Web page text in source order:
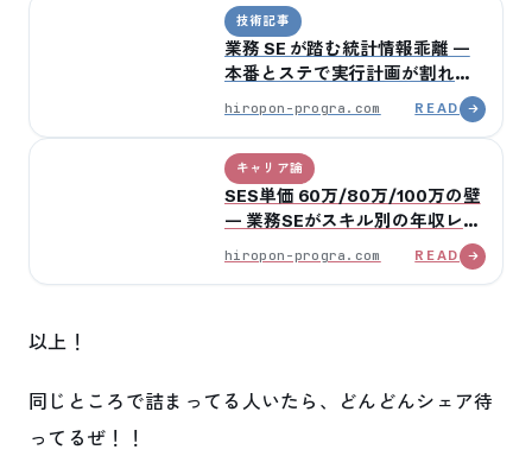
技術記事
業務 SE が踏む統計情報乖離 —
本番とステで実行計画が割れる
時に最初に見る 3 箇所
hiropon-progra.com READ
キャリア論
SES単価 60万/80万/100万の壁
— 業務SEがスキル別の年収レン
ジを開示
hiropon-progra.com READ
以上！
同じところで詰まってる人いたら、どんどんシェア待
ってるぜ！！